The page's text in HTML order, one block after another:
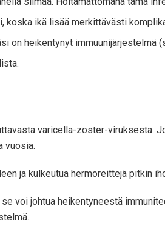
koska ikä lisää merkittävästi
on heikentynyt immuunijärjestelmä
varicella-zoster-viruksesta.
vuosia.
ja kulkeutua hermoreittejä pitkin
voi johtua heikentyneestä